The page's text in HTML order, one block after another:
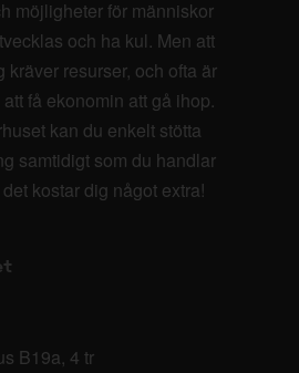
möjligheter för människor
och ha kul. Men att
kräver resurser, och ofta är
få ekonomin att gå ihop.
kan du enkelt stötta
samtidigt som du handlar
kostar dig något extra!
B19a, 4 tr